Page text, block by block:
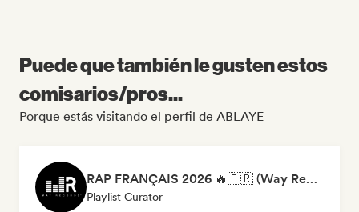
Puede que también le gusten estos
comisarios/pros...
Porque estás visitando el perfil de ABLAYE
RAP FRANÇAIS 2026 🔥🇫🇷 (Way Records)
Playlist Curator